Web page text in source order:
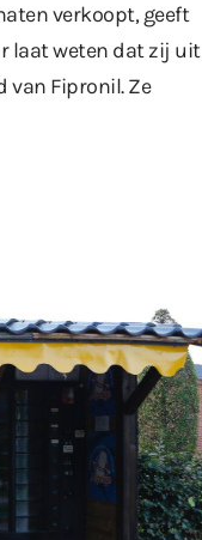
verkoopt, geeft
laat weten dat zij uit
van Fipronil. Ze